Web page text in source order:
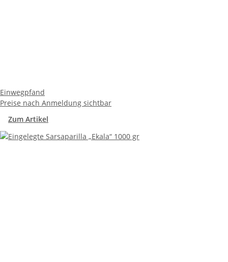
Einwegpfand
Preise nach Anmeldung sichtbar
Zum Artikel